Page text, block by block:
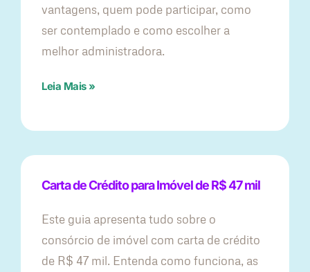
vantagens, quem pode participar, como
ser contemplado e como escolher a
melhor administradora.
Leia Mais »
Carta de Crédito para Imóvel de R$ 47 mil
Este guia apresenta tudo sobre o
consórcio de imóvel com carta de crédito
de R$ 47 mil. Entenda como funciona, as